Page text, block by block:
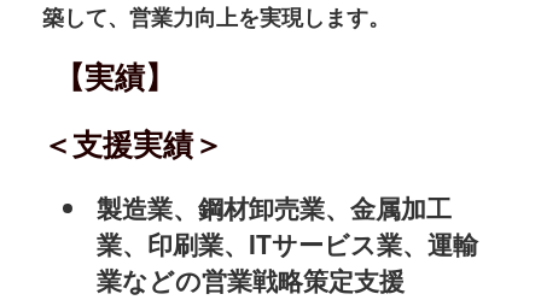
築して、営業力向上を実現します。
【実績】
＜支援実績＞
製造業、鋼材卸売業、金属加工
業、印刷業、ITサービス業、運輸
業などの営業戦略策定支援